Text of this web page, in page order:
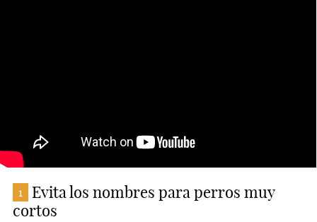
1
Evita los nombres para perros muy
cortos